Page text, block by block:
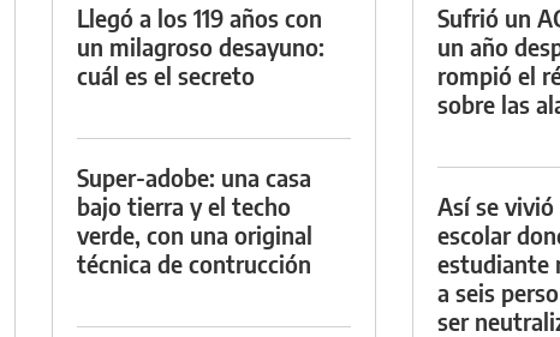
Llegó a los 119 años con
un milagroso desayuno:
cuál es el secreto
Super-adobe: una casa
bajo tierra y el techo
verde, con una original
técnica de contrucción
Sufrió un
un año
rompió el
sobre las
Así se
escolar
estudiante
a seis
ser